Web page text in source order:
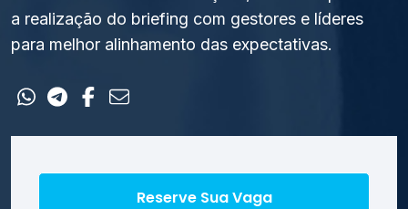
a realização do briefing com gestores e líderes
para melhor alinhamento das expectativas.
Reserve Sua Vaga